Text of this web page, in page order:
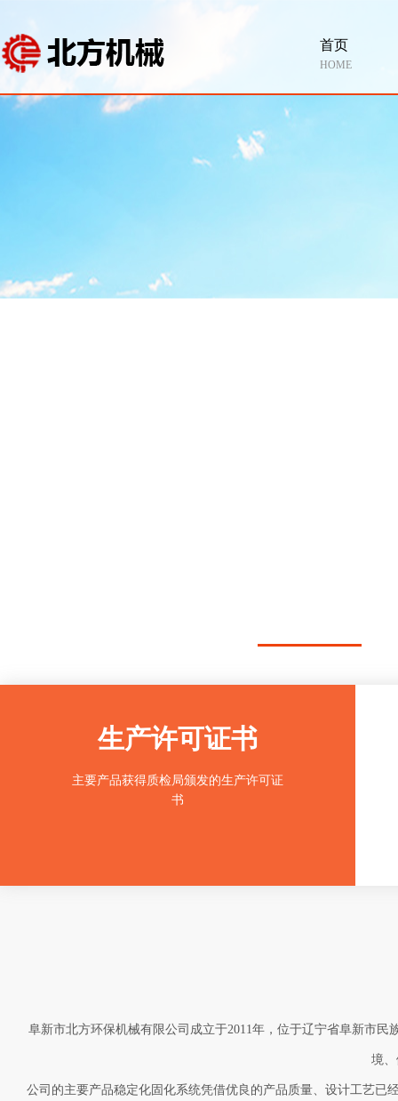
首页
HOME
生产许可证书
主要产品获得质检局颁发的生产许可证
书
阜新市北方环保机械有限公司成立于2011年，位于辽宁省阜新市
境
公司的主要产品稳定化固化系统凭借优良的产品质量、设计工艺已